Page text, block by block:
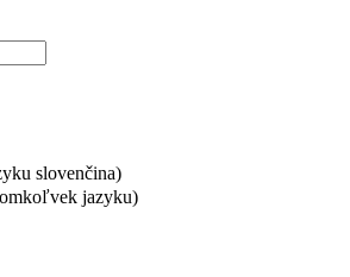
slovenčina)
jazyku)